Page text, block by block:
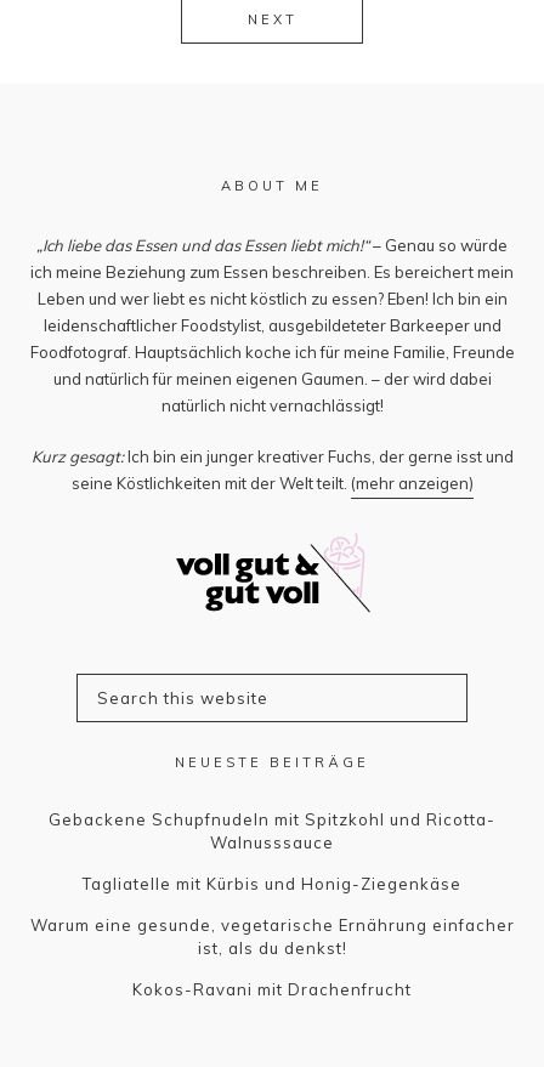
NEXT
ABOUT ME
„Ich liebe das Essen und das Essen liebt mich!“– Genau so würde
ich meine Beziehung zum Essen beschreiben. Es bereichert mein
Leben und wer liebt es nicht köstlich zu essen? Eben! Ich bin ein
leidenschaftlicher Foodstylist, ausgebildeteter Barkeeper und
Foodfotograf. Hauptsächlich koche ich für meine Familie, Freunde
und natürlich für meinen eigenen Gaumen. – der wird dabei
natürlich nicht vernachlässigt!
Kurz gesagt:Ich bin ein junger kreativer Fuchs, der gerne isst und
seine Köstlichkeiten mit der Welt teilt. (mehr anzeigen)
NEUESTE BEITRÄGE
Gebackene Schupfnudeln mit Spitzkohl und Ricotta-
Walnusssauce
Tagliatelle mit Kürbis und Honig-Ziegenkäse
Warum eine gesunde, vegetarische Ernährung einfacher
ist, als du denkst!
Kokos-Ravani mit Drachenfrucht